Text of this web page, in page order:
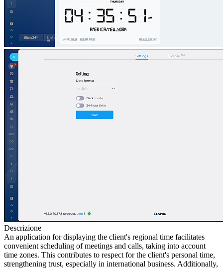
Descrizione
An application for displaying the client's regional time facilitates
convenient scheduling of meetings and calls, taking into account
time zones. This contributes to respect for the client's personal time,
strengthening trust, especially in international business. Additionally,